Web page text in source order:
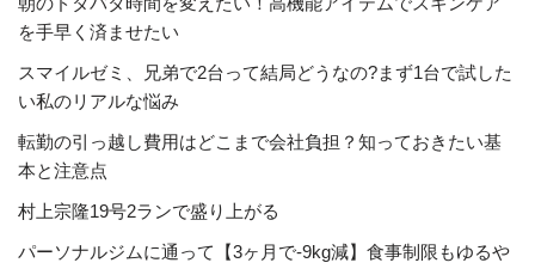
を手早く済ませたい
スマイルゼミ、兄弟で2台って結局どうなの?まず1台で試した
い私のリアルな悩み
転勤の引っ越し費用はどこまで会社負担？知っておきたい基
本と注意点
村上宗隆19号2ランで盛り上がる
パーソナルジムに通って【3ヶ月で-9kg減】食事制限もゆるや